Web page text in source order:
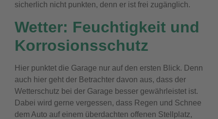
sicherlich nicht punkten, denn er ist frei zugänglich.
Wetter: Feuchtigkeit und
Korrosionsschutz
Hier punktet die Garage nur auf den ersten Blick. Denn
auch hier geht der Betrachter davon aus, dass der
Wetterschutz bei der Garage besser gewährleistet ist.
Dabei wird gerne vergessen, dass Regen und Schnee
dem Auto auf einem überdachten offenen Stellplatz,